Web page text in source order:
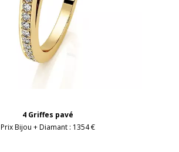
4 Griffes pavé
Prix Bijou + Diamant : 1354 €